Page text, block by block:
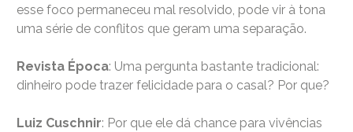
esse foco permaneceu mal resolvido, pode vir à tona
uma série de conflitos que geram uma separação.
Revista Época: Uma pergunta bastante tradicional:
dinheiro pode trazer felicidade para o casal? Por que?
Luiz Cuschnir: Por que ele dá chance para vivências